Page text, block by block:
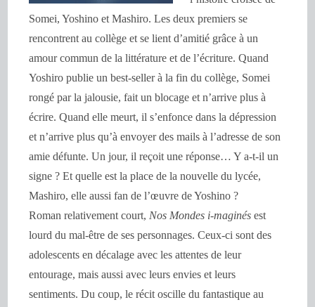
Somei, Yoshino et Mashiro. Les deux premiers se
rencontrent au collège et se lient d’amitié grâce à un
amour commun de la littérature et de l’écriture. Quand
Yoshiro publie un best-seller à la fin du collège, Somei
rongé par la jalousie, fait un blocage et n’arrive plus à
écrire. Quand elle meurt, il s’enfonce dans la dépression
et n’arrive plus qu’à envoyer des mails à l’adresse de son
amie défunte. Un jour, il reçoit une réponse… Y a-t-il un
signe ? Et quelle est la place de la nouvelle du lycée,
Mashiro, elle aussi fan de l’œuvre de Yoshino ?
Roman relativement court, Nos Mondes i-maginés est
lourd du mal-être de ses personnages. Ceux-ci sont des
adolescents en décalage avec les attentes de leur
entourage, mais aussi avec leurs envies et leurs
sentiments. Du coup, le récit oscille du fantastique au